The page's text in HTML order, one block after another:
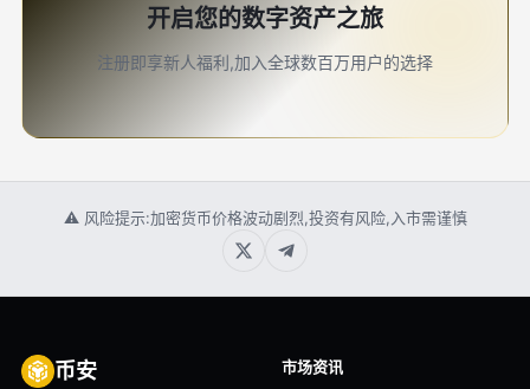
开启您的数字资产之旅
注册即享新人福利,加入全球数百万用户的选择
⚠ 风险提示:加密货币价格波动剧烈,投资有风险,入市需谨慎
币安 市场资讯